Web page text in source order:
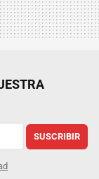
SUSCRIBIR